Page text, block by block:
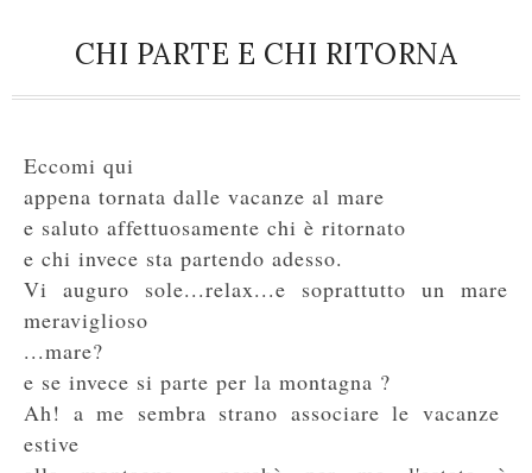
CHI PARTE E CHI RITORNA
Eccomi qui
appena tornata dalle vacanze al mare
e saluto affettuosamente chi è ritornato
e chi invece sta partendo adesso.
Vi auguro sole...relax...e soprattutto un mare
meraviglioso
...mare?
e se invece si parte per la montagna ?
Ah! a me sembra strano associare le vacanze
estive